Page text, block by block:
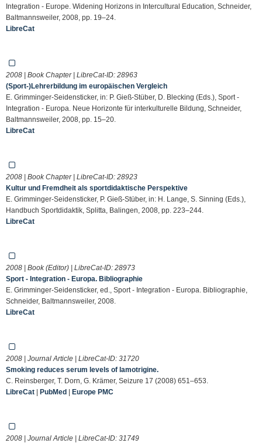
Integration - Europe. Widening Horizons in Intercultural Education, Schneider,
Baltmannsweiler, 2008, pp. 19–24.
LibreCat
2008 | Book Chapter | LibreCat-ID: 28963
(Sport-)Lehrerbildung im europäischen Vergleich
E. Grimminger-Seidensticker, in: P. Gieß-Stüber, D. Blecking (Eds.), Sport -
Integration - Europa. Neue Horizonte für interkulturelle Bildung, Schneider,
Baltmannsweiler, 2008, pp. 15–20.
LibreCat
2008 | Book Chapter | LibreCat-ID: 28923
Kultur und Fremdheit als sportdidaktische Perspektive
E. Grimminger-Seidensticker, P. Gieß-Stüber, in: H. Lange, S. Sinning (Eds.),
Handbuch Sportdidaktik, Splitta, Balingen, 2008, pp. 223–244.
LibreCat
2008 | Book (Editor) | LibreCat-ID: 28973
Sport - Integration - Europa. Bibliographie
E. Grimminger-Seidensticker, ed., Sport - Integration - Europa. Bibliographie,
Schneider, Baltmannsweiler, 2008.
LibreCat
2008 | Journal Article | LibreCat-ID: 31720
Smoking reduces serum levels of lamotrigine.
C. Reinsberger, T. Dorn, G. Krämer, Seizure 17 (2008) 651–653.
LibreCat | PubMed | Europe PMC
2008 | Journal Article | LibreCat-ID: 31749